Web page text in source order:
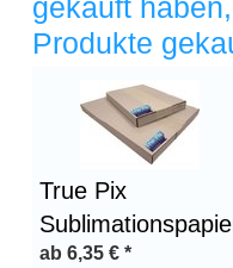
gekauft
Produkte
Überschrift
True Pix
ab 6,35 € *